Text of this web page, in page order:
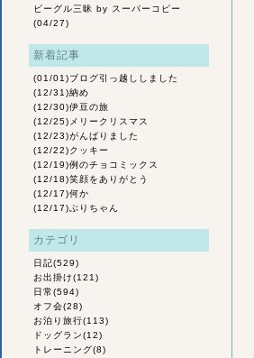
ビーグル三昧 by スーパーコピー
(04/27)
新着記事
(01/01)ブログ引っ越ししました
(12/31)納め
(12/30)伊豆の旅
(12/25) メリークリスマス
(12/23)がんばりました
(12/22)クッキー
(12/19)例のチョコミックス
(12/18)笑顔をありがとう
(12/17)何か
(12/17) ぶりちゃん
カテゴリ
日記(529)
お出掛け(121)
日常(594)
オフ会(28)
お泊り旅行(113)
ドッグラン(12)
トレーニング(8)